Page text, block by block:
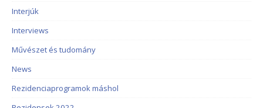
Interjúk
Interviews
Művészet és tudomány
News
Rezidenciaprogramok máshol